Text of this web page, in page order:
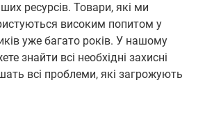
ресурсів. Товари, які ми
високим попитом у
уже багато років. У нашому
знайти всі необхідні захисні
всі проблеми, які загрожують